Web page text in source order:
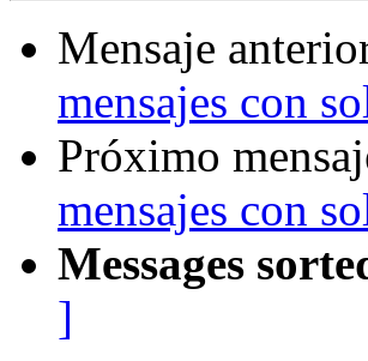
Mensaje
mensajes con
Próximo
mensajes con
Messages
]